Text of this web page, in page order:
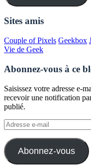
Sites amis
Couple of Pixels Geekbox
Vie de Geek
Abonnez-vous à ce
Saisissez votre adresse e-
recevoir une notification
publié.
Adresse
e-
mail
Abonnez-vous